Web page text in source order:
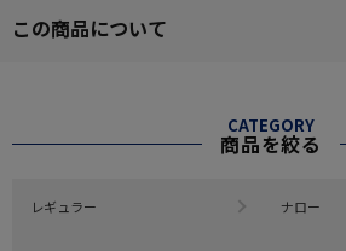
この商品について
CATEGORY
商品を絞る
レギュラー ナロー